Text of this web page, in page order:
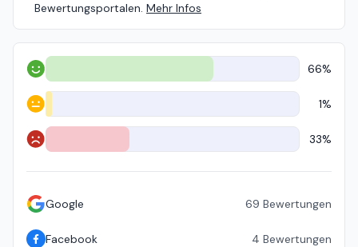
Bewertungsportalen. Mehr Infos
Positiv 66%
Neutral 1%
Negativ 33%
Google 69 Bewertungen
Facebook 4 Bewertungen